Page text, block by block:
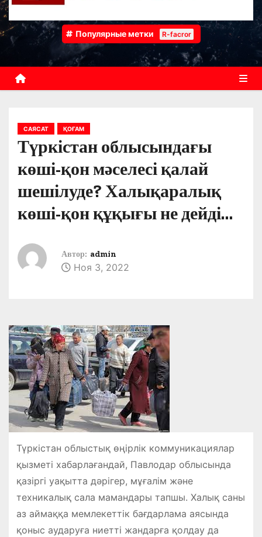
Популярные метки R-facror
САЯСАТ ҚОҒАМ
Түркістан облысындағы
көші-қон мәселесі қалай
шешілуде? Халықаралық
көші-қон құқығы не дейді…
Автор: admin
Ноя 3, 2022
Түркістан облыстық өңірлік коммуникациялар
қызметі хабарлағандай, Павлодар облысында
қазіргі уақытта дәрігер, мұғалім және
техникалық сала мамандары тапшы. Халық саны
аз аймаққа мемлекеттік бағдарлама аясында
қоныс аударуға ниетті жандарға қолдау да